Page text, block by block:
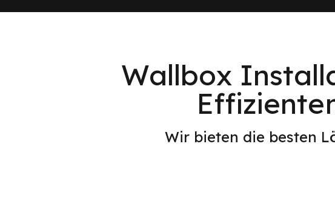
Wallbox
Wir bieten die besten